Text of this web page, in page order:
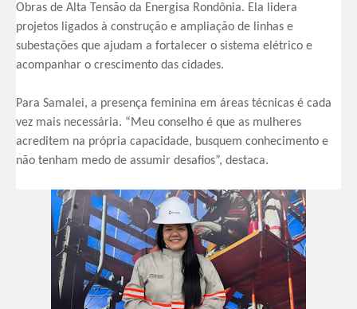
Obras de Alta Tensão da Energisa Rondônia. Ela lidera
projetos ligados à construção e ampliação de linhas e
subestações que ajudam a fortalecer o sistema elétrico e
acompanhar o crescimento das cidades.
Para Samalei, a presença feminina em áreas técnicas é cada
vez mais necessária. “Meu conselho é que as mulheres
acreditem na própria capacidade, busquem conhecimento e
não tenham medo de assumir desafios”, destaca.